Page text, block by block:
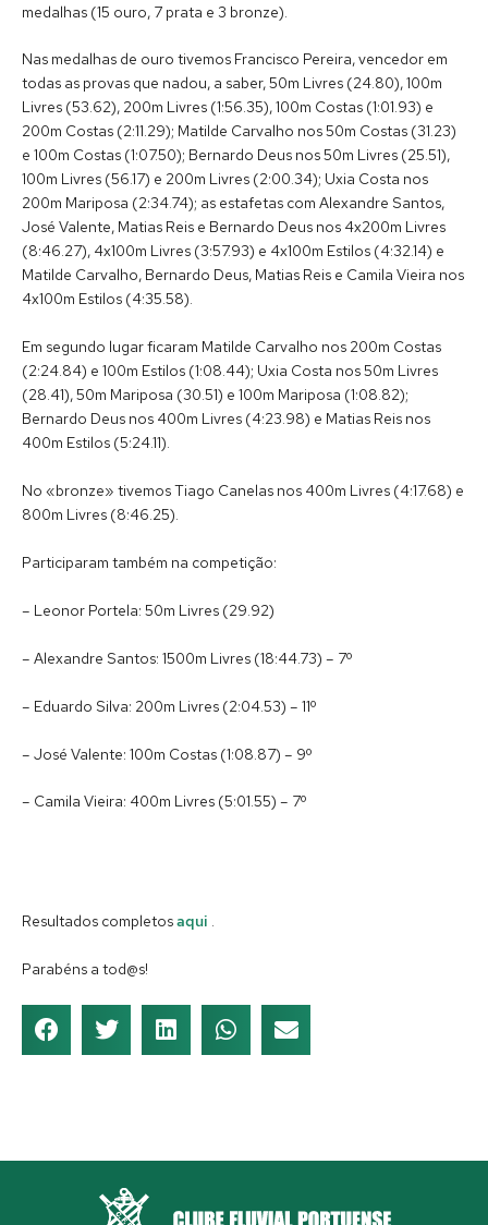
medalhas (15 ouro, 7 prata e 3 bronze).
Nas medalhas de ouro tivemos Francisco Pereira, vencedor em
todas as provas que nadou, a saber, 50m Livres (24.80), 100m
Livres (53.62), 200m Livres (1:56.35), 100m Costas (1:01.93) e
200m Costas (2:11.29); Matilde Carvalho nos 50m Costas (31.23)
e 100m Costas (1:07.50); Bernardo Deus nos 50m Livres (25.51),
100m Livres (56.17) e 200m Livres (2:00.34); Uxia Costa nos
200m Mariposa (2:34.74); as estafetas com Alexandre Santos,
José Valente, Matias Reis e Bernardo Deus nos 4x200m Livres
(8:46.27), 4x100m Livres (3:57.93) e 4x100m Estilos (4:32.14) e
Matilde Carvalho, Bernardo Deus, Matias Reis e Camila Vieira nos
4x100m Estilos (4:35.58).
Em segundo lugar ficaram Matilde Carvalho nos 200m Costas
(2:24.84) e 100m Estilos (1:08.44); Uxia Costa nos 50m Livres
(28.41), 50m Mariposa (30.51) e 100m Mariposa (1:08.82);
Bernardo Deus nos 400m Livres (4:23.98) e Matias Reis nos
400m Estilos (5:24.11).
No «bronze» tivemos Tiago Canelas nos 400m Livres (4:17.68) e
800m Livres (8:46.25).
Participaram também na competição:
– Leonor Portela: 50m Livres (29.92)
– Alexandre Santos: 1500m Livres (18:44.73) – 7º
– Eduardo Silva: 200m Livres (2:04.53) – 11º
– José Valente: 100m Costas (1:08.87) – 9º
– Camila Vieira: 400m Livres (5:01.55) – 7º
Resultados completosaqui .
Parabéns a tod@s!